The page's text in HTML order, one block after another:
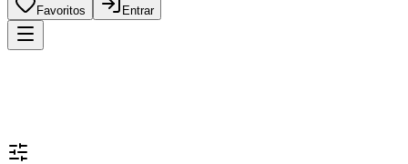
Favoritos Entrar